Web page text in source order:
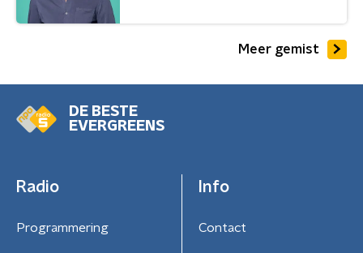
Meer gemist
DE BESTE
EVERGREENS
Radio
Programmering
Info
Contact